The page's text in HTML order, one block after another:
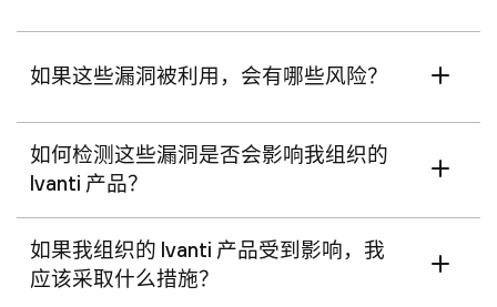
如果这些漏洞被利用，会有哪些风险？
如何检测这些漏洞是否会影响我组织的
Ivanti 产品？
如果我组织的 Ivanti 产品受到影响，我
应该采取什么措施？